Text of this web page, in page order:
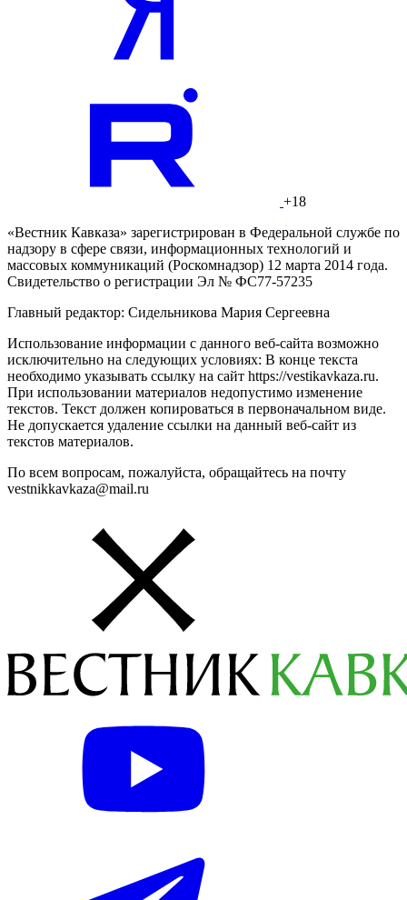
+18
«Вестник Кавказа» зарегистрирован в Федеральной службе по
надзору в сфере связи, информационных технологий и
массовых коммуникаций (Роскомнадзор) 12 марта 2014 года.
Свидетельство о регистрации Эл № ФС77-57235
Главный редактор: Сидельникова Мария Сергеевна
Использование информации с данного веб-сайта возможно
исключительно на следующих условиях: В конце текста
необходимо указывать ссылку на сайт https://vestikavkaza.ru.
При использовании материалов недопустимо изменение
текстов. Текст должен копироваться в первоначальном виде.
Не допускается удаление ссылки на данный веб-сайт из
текстов материалов.
По всем вопросам, пожалуйста, обращайтесь на почту
vestnikkavkaza@mail.ru